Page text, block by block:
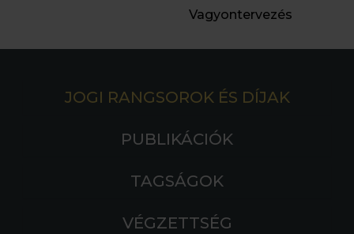
Vagyontervezés
JOGI RANGSOROK ÉS DÍJAK
PUBLIKÁCIÓK
TAGSÁGOK
VÉGZETTSÉG